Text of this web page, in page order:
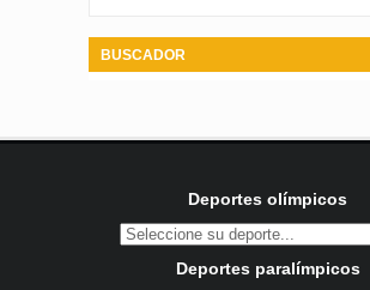
BUSCADOR
Deportes olímpicos
Deportes paralímpicos